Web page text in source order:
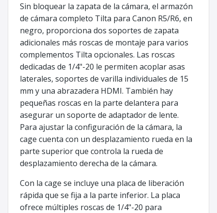
Sin bloquear la zapata de la cámara, el armazón
de cámara completo Tilta para Canon R5/R6, en
negro, proporciona dos soportes de zapata
adicionales más roscas de montaje para varios
complementos Tilta opcionales. Las roscas
dedicadas de 1/4"-20 le permiten acoplar asas
laterales, soportes de varilla individuales de 15
mm y una abrazadera HDMI. También hay
pequeñas roscas en la parte delantera para
asegurar un soporte de adaptador de lente.
Para ajustar la configuración de la cámara, la
cage cuenta con un desplazamiento rueda en la
parte superior que controla la rueda de
desplazamiento derecha de la cámara.
Con la cage se incluye una placa de liberación
rápida que se fija a la parte inferior. La placa
ofrece múltiples roscas de 1/4"-20 para